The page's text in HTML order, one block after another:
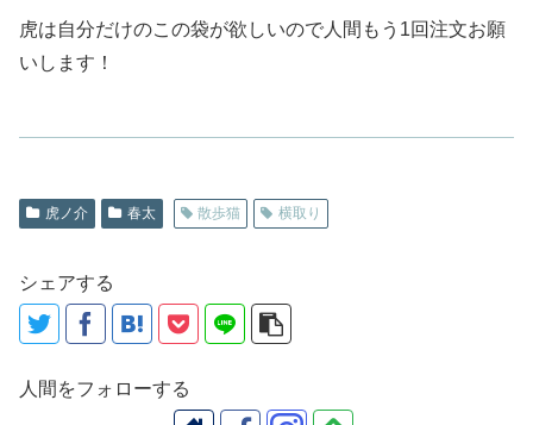
虎は自分だけのこの袋が欲しいので人間もう1回注文お願
いします！
虎ノ介 春太 散歩猫 横取り
シェアする
人間をフォローする